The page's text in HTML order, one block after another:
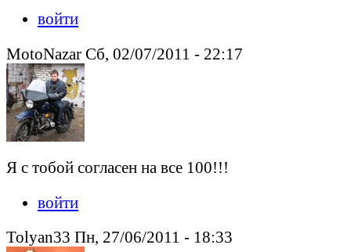
войти
MotoNazar Сб, 02/07/2011 - 22:17
Я с тобой согласен на все 100!!!
войти
Tolyan33 Пн, 27/06/2011 - 18:33